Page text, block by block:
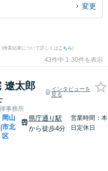
業を法律相談できる岡山市北区内
変更
(検索結果について詳しくは こちら)
43件中 1-30件を表示
遼太郎
インタビューを
見る
事務所
|
岡山
市北
区
県庁通り駅
から徒歩4分
営業時間：本
日定休日